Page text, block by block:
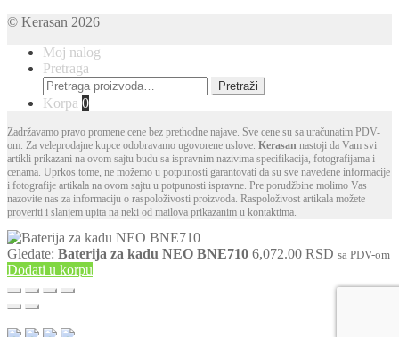
© Kerasan 2026
Moj nalog
Pretraga
Pretraga
za:
Pretraži
Korpa 0
Zadržavamo pravo promene cene bez prethodne najave. Sve cene su sa uračunatim PDV-
om. Za veleprodajne kupce odobravamo ugovorene uslove. Kerasan nastoji da Vam svi
artikli prikazani na ovom sajtu budu sa ispravnim nazivima specifikacija, fotografijama i
cenama. Uprkos tome, ne možemo u potpunosti garantovati da su sve navedene informacije
i fotografije artikala na ovom sajtu u potpunosti ispravne. Pre porudžbine molimo Vas
nazovite nas za informaciju o raspoloživosti proizvoda. Raspoloživost artikala možete
proveriti i slanjem upita na neki od mailova prikazanim u kontaktima.
Gledate: Baterija za kadu NEO BNE710 6,072.00 RSD sa PDV-om
Dodati u korpu